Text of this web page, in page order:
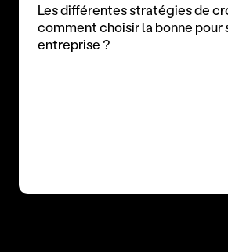
Les différentes stratégies de
comment choisir la bonne pour
entreprise ?